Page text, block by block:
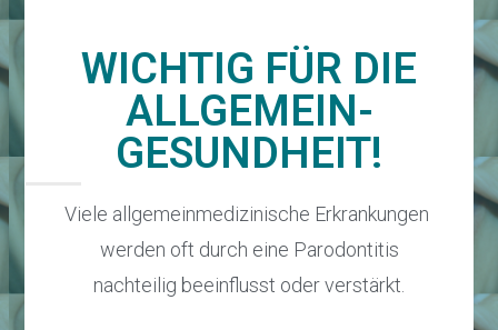
WICHTIG FÜR DIE
ALLGEMEIN-
GESUNDHEIT!
Viele allgemeinmedizinische Erkrankungen
werden oft durch eine Parodontitis
nachteilig beeinflusst oder verstärkt.